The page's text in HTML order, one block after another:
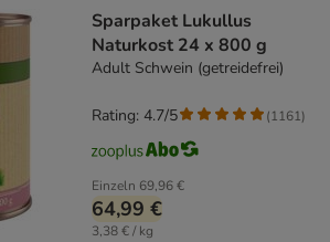
Sparpaket Lukullus
Naturkost 24 x 800 g
Adult Schwein (getreidefrei)
Einzeln 69,96 €
64,99 €
3,38 € / kg
Rating: 4.7/5 (1161)